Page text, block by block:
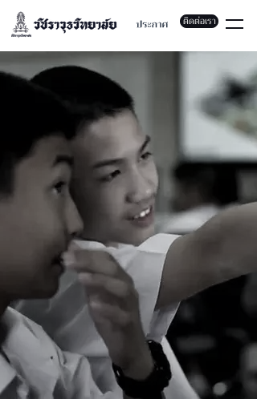
ติดต่อเรา